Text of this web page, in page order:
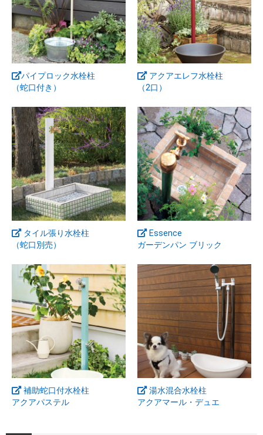
パイプロック水栓柱
（蛇口付き）
アクアエレフ水栓柱
（2口）
タイル張り水栓柱
（蛇口別売）
Essence
ガーデンパン ブリック
補助蛇口付水栓柱
アクアパステル
湯水混合水栓柱
アクアマール・デュエ